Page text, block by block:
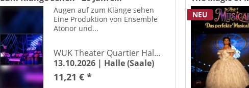
Wittenberg
Zum Alten Dessauer
Selke-Aue
/ Burghof
Burggraben der Moritzburg Halle (Saale)
Bautzen
Magdeburg
Augen auf zum Klänge sehen
Eine Produktion von Ensemble
Atonor und...
WUK Theater Quartier Hal...
13.10.2026 | Halle (Saale)
11,21 € *
NEU